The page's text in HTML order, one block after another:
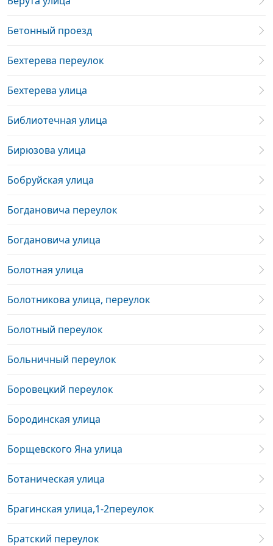
Бетонный проезд
Бехтерева переулок
Бехтерева улица
Библиотечная улица
Бирюзова улица
Бобруйская улица
Богдановича переулок
Богдановича улица
Болотная улица
Болотникова улица, переулок
Болотный переулок
Больничный переулок
Боровецкий переулок
Бородинская улица
Борщевского Яна улица
Ботаническая улица
Брагинская улица,1-2переулок
Братский переулок